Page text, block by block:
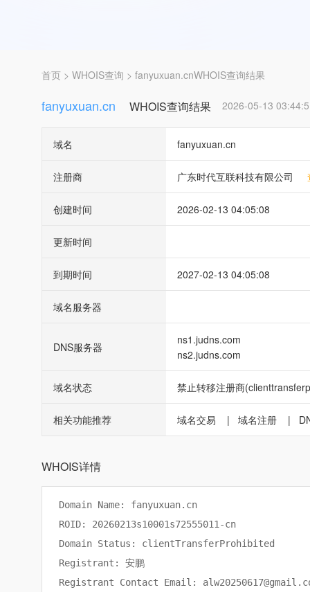
首页 > WHOIS查询 > fanyuxuan.cnWHOIS查询结果
fanyuxuan.cn WHOIS查询结果 2026-05-13
域名 fanyuxuan.cn
注册商 广东时代互联科技有限公司
创建时间 2026-02-13 04:05:08
更新时间
到期时间 2027-02-13 04:05:08
域名服务器
DNS服务器
ns1.judns.com
ns2.judns.com
域名状态 禁止转移注册商
相关功能推荐 域名交易 | 域名注册 |
WHOIS详情
Domain Name: fanyuxuan.cn
ROID: 20260213s10001s72555011-cn
Domain Status: clientTransferProhibited
Registrant: 安鹏
Registrant Contact Email: